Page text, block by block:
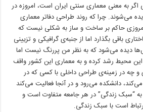
اگر به معنی معماری سنتی ایران است، امروزه در
می‌شوند. چرا که روند طراحی دفاتر معماری
حاکم بر ساخت و ساز به شکلی نیست که
باقی بگذارد اما از جنبه‌ی گرافیکی و تزیینی
دیده می‌شود که به نظر من پررنگ نیست اما
محیط رشد کرده و به معماری این کشور واقف
و چه در زمینه‌ی طراحی داخلی با کسی که در
می‌کند، دانشکده می‌رود و در آنجا فعالیت می‌کند
“سبک زندگی” در هر جامعه متفاوت است و
است با سبک زندگی.